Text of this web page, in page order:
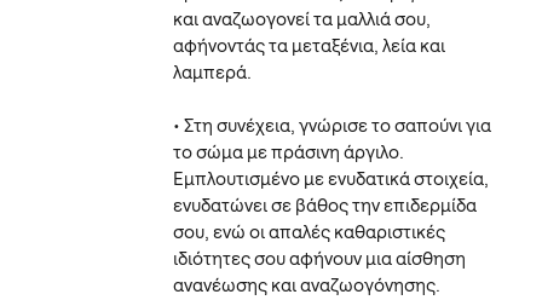
και αναζωογονεί τα μαλλιά σου,
αφήνοντάς τα μεταξένια, λεία και
λαμπερά.
• Στη συνέχεια, γνώρισε το σαπούνι για
το σώμα με πράσινη άργιλο.
Εμπλουτισμένο με ενυδατικά στοιχεία,
ενυδατώνει σε βάθος την επιδερμίδα
σου, ενώ οι απαλές καθαριστικές
ιδιότητες σου αφήνουν μια αίσθηση
ανανέωσης και αναζωογόνησης.